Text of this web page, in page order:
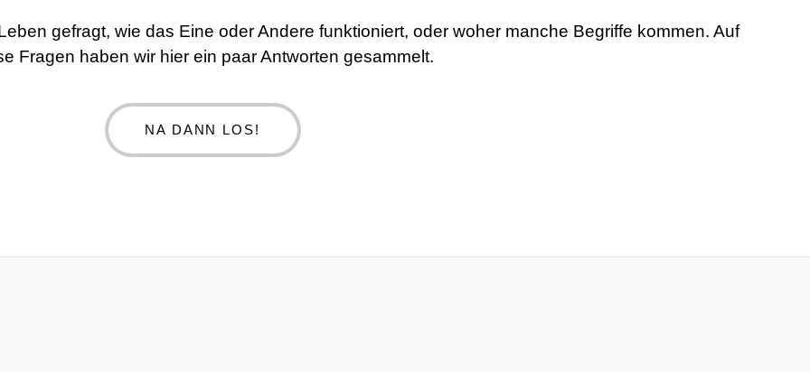
gefragt, wie das Eine oder Andere funktioniert, oder woher manche Begriffe kommen. Auf
Fragen haben wir hier ein paar Antworten gesammelt.
NA DANN LOS!